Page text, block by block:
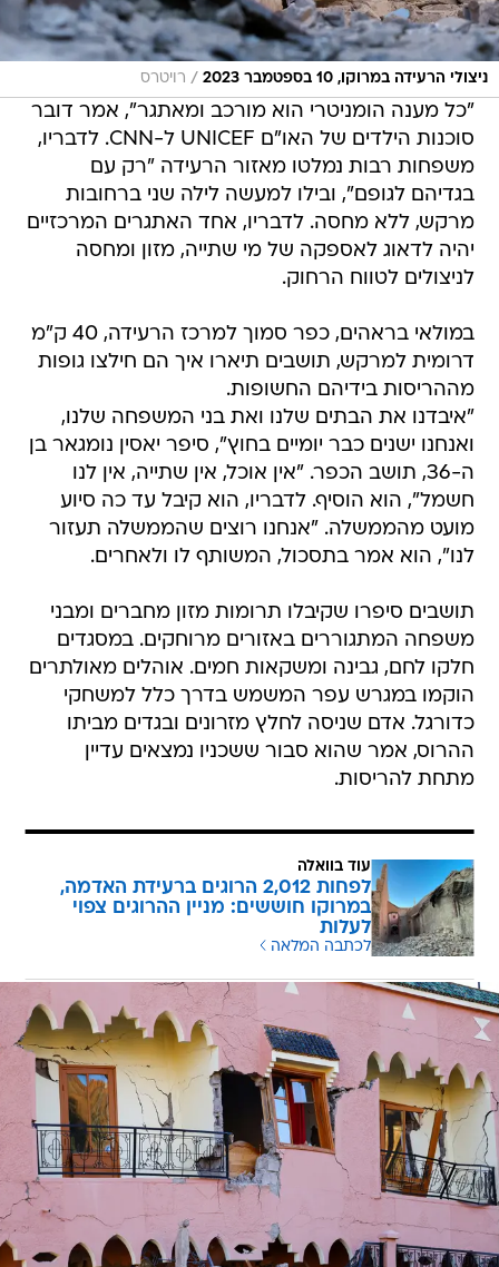
ניצולי הרעידה במרוקו, 10 בספטמבר 2023 / רויטרס
"כל מענה הומניטרי הוא מורכב ומאתגר", אמר דובר
סוכנות הילדים של האו"ם UNICEF ל-CNN. לדבריו,
משפחות רבות נמלטו מאזור הרעידה "רק עם
בגדיהם לגופם", ובילו למעשה לילה שני ברחובות
מרקש, ללא מחסה. לדבריו, אחד האתגרים המרכזיים
יהיה לדאוג לאספקה של מי שתייה, מזון ומחסה
לניצולים לטווח הרחוק.
במולאי בראהים, כפר סמוך למרכז הרעידה, 40 ק"מ
דרומית למרקש, תושבים תיארו איך הם חילצו גופות
מההריסות בידיהם החשופות.
"איבדנו את הבתים שלנו ואת בני המשפחה שלנו,
ואנחנו ישנים כבר יומיים בחוץ", סיפר יאסין נומגאר בן
ה-36, תושב הכפר. "אין אוכל, אין שתייה, אין לנו
חשמל", הוא הוסיף. לדבריו, הוא קיבל עד כה סיוע
מועט מהממשלה. "אנחנו רוצים שהממשלה תעזור
לנו", הוא אמר בתסכול, המשותף לו ולאחרים.
תושבים סיפרו שקיבלו תרומות מזון מחברים ומבני
משפחה המתגוררים באזורים מרוחקים. במסגדים
חלקו לחם, גבינה ומשקאות חמים. אוהלים מאולתרים
הוקמו במגרש עפר המשמש בדרך כלל למשחקי
כדורגל. אדם שניסה לחלץ מזרונים ובגדים מביתו
ההרוס, אמר שהוא סבור ששכניו נמצאים עדיין
מתחת להריסות.
עוד בוואלה
לפחות 2,012 הרוגים ברעידת האדמה,
במרוקו חוששים: מניין ההרוגים צפוי
לעלות
לכתבה המלאה